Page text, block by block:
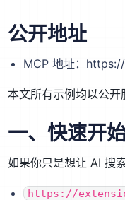
公开地址
MCP 地址：
本文所有示例均以公开
一、快速开
如果你只是想让 AI 搜
https://